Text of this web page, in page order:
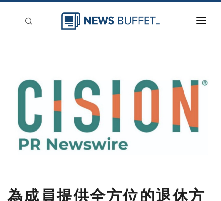
登入
為成員提供全方位的退休方